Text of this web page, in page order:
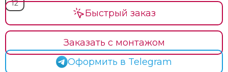
Установка
Водяные с боковым подключением и полкой
Сатин
Из матовой нержавеющей стали
Арго
12
Быстрый заказ
Заказать с монтажом
Оформить в Telegram